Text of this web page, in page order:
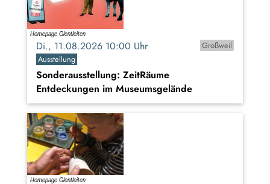
Di., 11.08.2026 10:00 Uhr
Großweil
Ausstellung
Sonderausstellung: ZeitRäume
Entdeckungen im Museumsgelände